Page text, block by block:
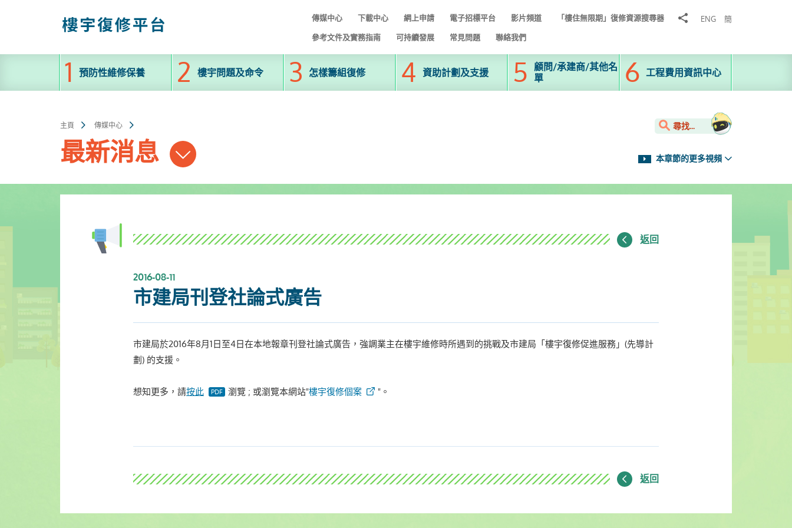
容
傳媒中心 下載中心 網上申請 電子招標平台 影片頻道 「樓住無限期」復修資源搜尋器
分
ENG 簡
參考文件及實務指南 可持續發展 常見問題 聯絡我們
預防性維修保養 樓宇問題及命令 怎樣籌組復修 資助計劃及支援
顧問/承建商/其他名
單
工程費用資訊中心
主頁 傳媒中心
最新消息
尋找...
本章節的更多視頻
返回
2016-08-11
市建局刊登社論式廣告
市建局於2016年8月1日至4日在本地報章刊登社論式廣告，強調業主在樓宇維修時所遇到的挑戰及市建局「樓宇復修促進服務」(先導計
劃) 的支援。
想知更多，請按此 瀏覽 ; 或瀏覽本網站"樓宇復修個案 "。
返回